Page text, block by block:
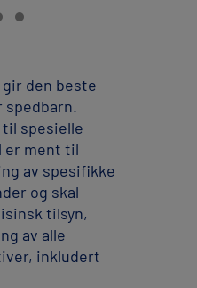
den beste
spedbarn.
spesielle
er ment til
av spesifikke
og skal
tilsyn,
av alle
inkludert